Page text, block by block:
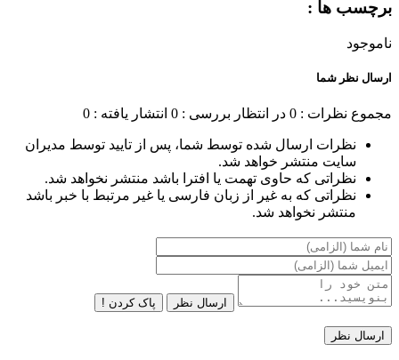
برچسب ها :
ناموجود
ارسال نظر شما
مجموع نظرات : 0 در انتظار بررسی : 0 انتشار یافته : 0
نظرات ارسال شده توسط شما، پس از تایید توسط مدیران
سایت منتشر خواهد شد.
نظراتی که حاوی تهمت یا افترا باشد منتشر نخواهد شد.
نظراتی که به غیر از زبان فارسی یا غیر مرتبط با خبر باشد
منتشر نخواهد شد.
ارسال نظر پاک کردن !